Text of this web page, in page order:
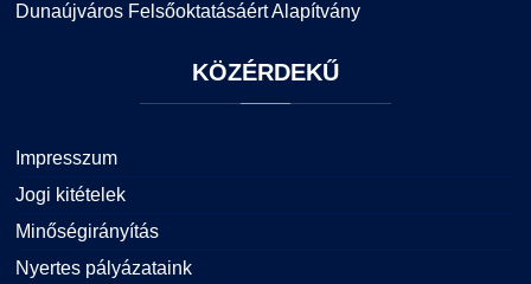
Dunaújváros Felsőoktatásáért Alapítvány
KÖZÉRDEKŰ
Impresszum
Jogi kitételek
Minőségirányítás
Nyertes pályázataink